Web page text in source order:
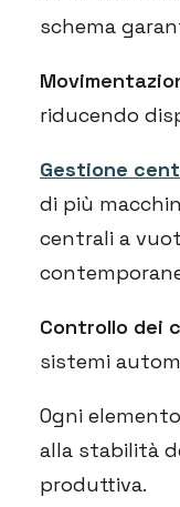
schema
riducendo
Gestione
di più
centrali a
Controllo dei
sistemi
Ogni
alla stabilità
produttiva.